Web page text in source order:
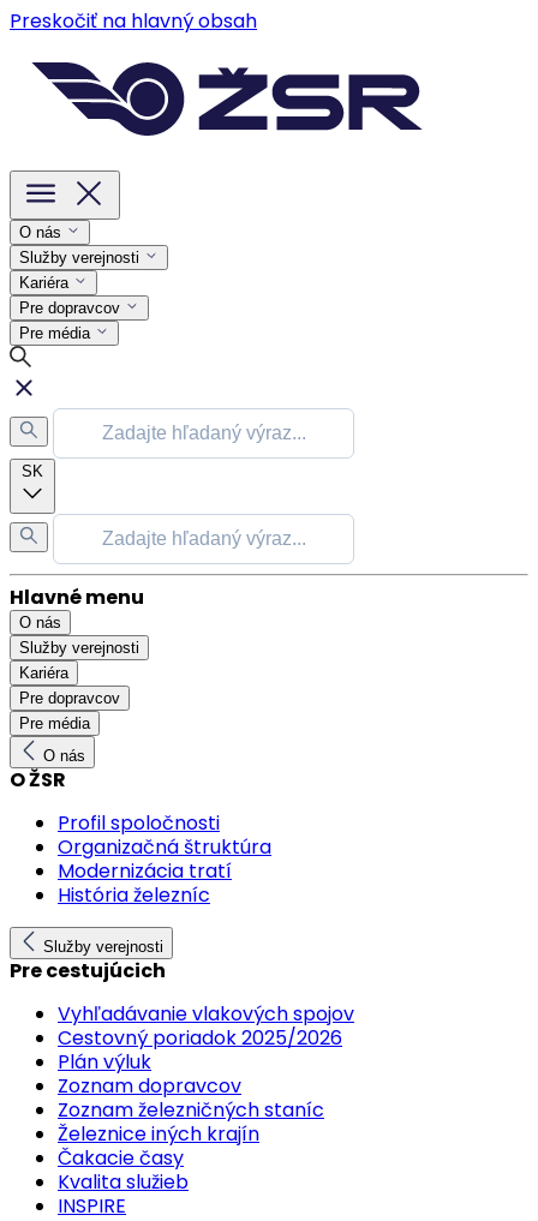
Preskočiť na hlavný obsah
O nás
Služby verejnosti
Kariéra
Pre dopravcov
Pre média
SK
Hlavné menu
O nás
Služby verejnosti
Kariéra
Pre dopravcov
Pre média
O nás
O ŽSR
Profil spoločnosti
Organizačná štruktúra
Modernizácia tratí
História železníc
Služby verejnosti
Pre cestujúcich
Vyhľadávanie vlakových spojov
Cestovný poriadok 2025/2026
Plán výluk
Zoznam dopravcov
Zoznam železničných staníc
Železnice iných krajín
Čakacie časy
Kvalita služieb
INSPIRE